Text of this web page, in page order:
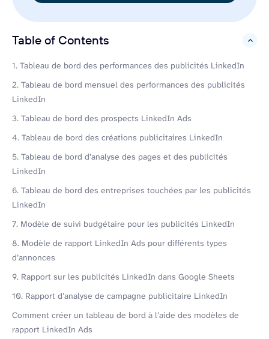
Table of Contents
hide
1. Tableau de bord des performances des publicités LinkedIn
2. Tableau de bord mensuel des performances des publicités
LinkedIn
3. Tableau de bord des prospects LinkedIn Ads
4. Tableau de bord des créations publicitaires LinkedIn
5. Tableau de bord d’analyse des pages et des publicités
LinkedIn
6. Tableau de bord des entreprises touchées par les publicités
LinkedIn
7. Modèle de suivi budgétaire pour les publicités LinkedIn
8. Modèle de rapport LinkedIn Ads pour différents types
d’annonces
9. Rapport sur les publicités LinkedIn dans Google Sheets
10. Rapport d’analyse de campagne publicitaire LinkedIn
Comment créer un tableau de bord à l’aide des modèles de
rapport LinkedIn Ads